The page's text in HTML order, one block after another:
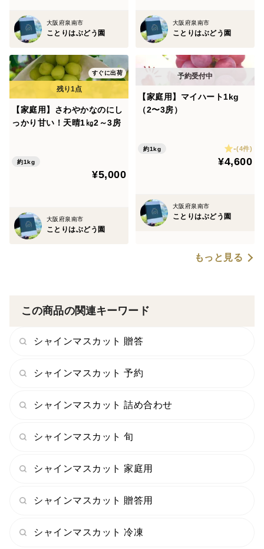
大阪府泉南市
ことりはぶどう園
大阪府泉南市
ことりはぶどう園
すぐに出荷
【家庭用】さわやかなのにし
っかり甘い！天晴1㎏2～3房
約1kg
¥5,000
大阪府泉南市
ことりはぶどう園
【家庭用】マイハート1kg
（2〜3房）
約1kg -(4件)
¥4,600
大阪府泉南市
ことりはぶどう園
もっと見る
この商品の関連キーワード
シャインマスカット 贈答
シャインマスカット 予約
シャインマスカット 詰め合わせ
シャインマスカット 旬
シャインマスカット 家庭用
シャインマスカット 贈答用
シャインマスカット 冷凍